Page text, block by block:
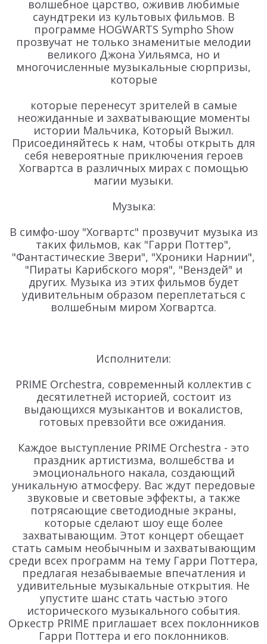
волшебное царство, оживив любимые
саундтреки из культовых фильмов. В
программе HOGWARTS Sympho Show
прозвучат не только знаменитые мелодии
великого Джона Уильямса, но и
многочисленные музыкальные сюрпризы,
которые
которые перенесут зрителей в самые
неожиданные и захватывающие моменты
истории Мальчика, Который Выжил.
Присоединяйтесь к нам, чтобы открыть для
себя невероятные приключения героев
Хогвартса в различных мирах с помощью
магии музыки.
Музыка:
В симфо-шоу "Хогвартс" прозвучит музыка из
таких фильмов, как "Гарри Поттер",
"Фантастические Звери", "Хроники Нарнии",
"Пираты Карибского моря", "Венздей" и
других. Музыка из этих фильмов будет
удивительным образом переплетаться с
волшебным миром Хогвартса.
Исполнители:
PRIME Orchestra, современный коллектив с
десятилетней историей, состоит из
выдающихся музыкантов и вокалистов,
готовых превзойти все ожидания.
Каждое выступление PRIME Orchestra - это
праздник артистизма, волшебства и
эмоционального накала, создающий
уникальную атмосферу. Вас ждут передовые
звуковые и световые эффекты, а также
потрясающие светодиодные экраны,
которые сделают шоу еще более
захватывающим. Этот концерт обещает
стать самым необычным и захватывающим
среди всех программ на тему Гарри Поттера,
предлагая незабываемые впечатления и
удивительные музыкальные открытия. Не
упустите шанс стать частью этого
исторического музыкального события.
Оркестр PRIME приглашает всех поклонников
Гарри Поттера и его поклонников.